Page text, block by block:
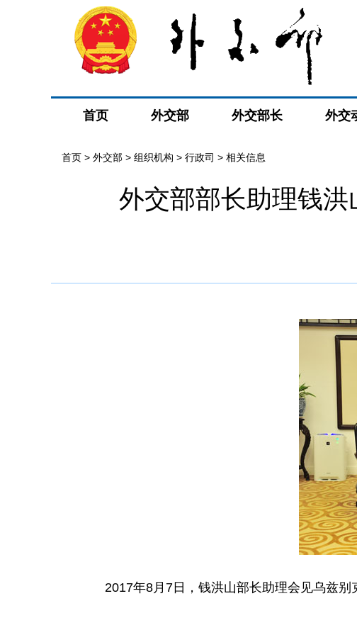
首页 外交部 外交部长 外交
首页 > 外交部 > 组织机构 > 行政司 > 相关信息
外交部部长助理钱
2017年8月7日，钱洪山部长助理会见乌兹别